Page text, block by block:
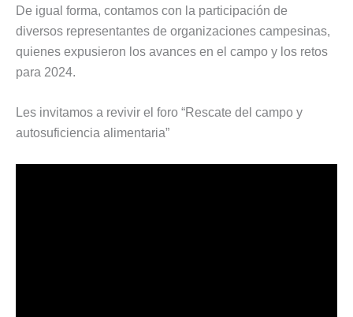
De igual forma, contamos con la participación de
diversos representantes de organizaciones campesinas,
quienes expusieron los avances en el campo y los retos
para 2024.
Les invitamos a revivir el foro “Rescate del campo y
autosuficiencia alimentaria”